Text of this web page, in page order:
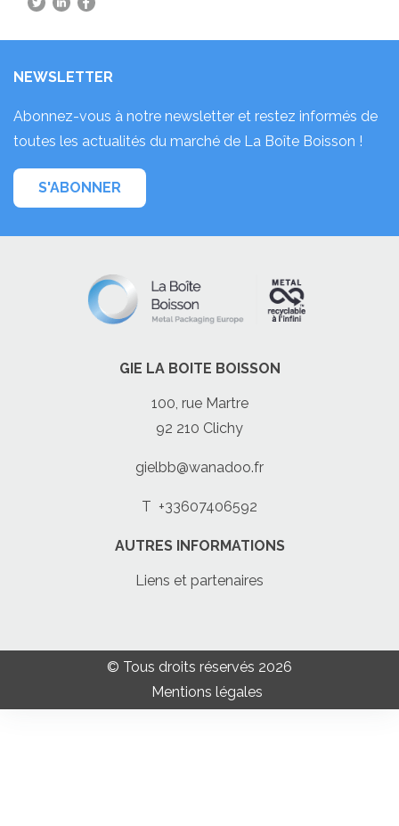
NEWSLETTER
Abonnez-vous à notre newsletter et restez informés de
toutes les actualités du marché de La Boîte Boisson !
S'ABONNER
GIE LA BOITE BOISSON
100, rue Martre
92 210 Clichy
gielbb@wanadoo.fr
T +33607406592
AUTRES INFORMATIONS
Liens et partenaires
© Tous droits réservés 2026
Mentions légales